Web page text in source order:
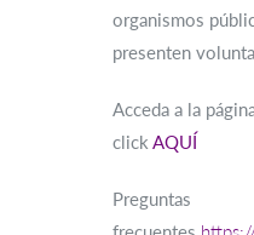
organismos
presenten
Acceda a la
click AQUÍ
Preguntas